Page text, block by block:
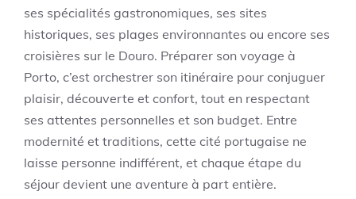
ses spécialités gastronomiques, ses sites
historiques, ses plages environnantes ou encore ses
croisières sur le Douro. Préparer son voyage à
Porto, c’est orchestrer son itinéraire pour conjuguer
plaisir, découverte et confort, tout en respectant
ses attentes personnelles et son budget. Entre
modernité et traditions, cette cité portugaise ne
laisse personne indifférent, et chaque étape du
séjour devient une aventure à part entière.